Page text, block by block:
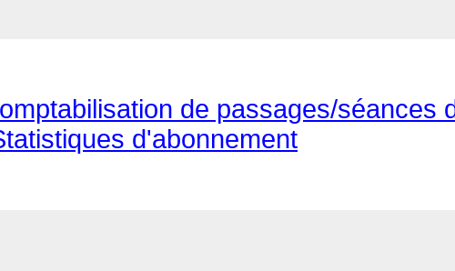
de passages/séances
d'abonnement